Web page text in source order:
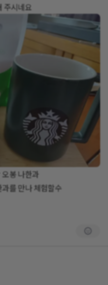
주시네요
봉 나한과
를 만나 체험할수